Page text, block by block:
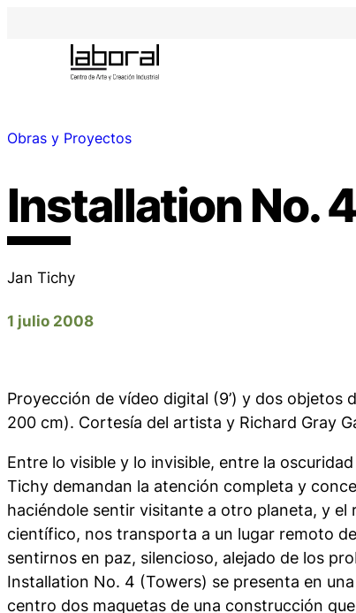
Obras y Proyectos
Installation No.
Jan Tichy
1 julio 2008
Proyección de vídeo digital (9’) y dos objetos
200 cm). Cortesía del artista y Richard Gray
Entre lo visible y lo invisible, entre la
Tichy demandan la atención completa y
haciéndole sentir visitante a otro planeta, y el
científico, nos transporta a un lugar remoto
sentirnos en paz, silencioso, alejado de los
Installation No. 4 (Towers) se presenta en
centro dos maquetas de una construcción